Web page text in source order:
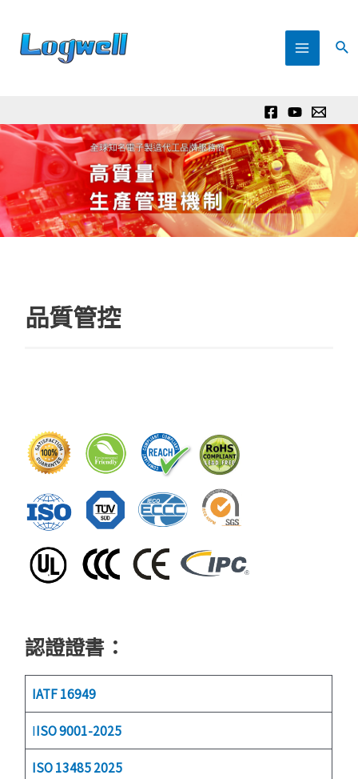
content
Main
品質管控
認證證書：
IATF 16949
IISO 9001-2025
ISO 13485 2025